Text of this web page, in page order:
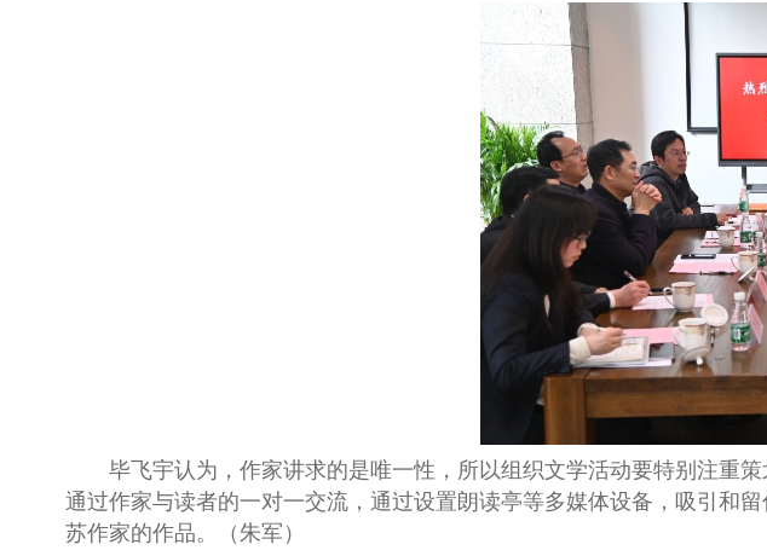
毕飞宇认为，作家讲求的是唯一性，所以组织文学活动要特别注重
通过作家与读者的一对一交流，通过设置朗读亭等多媒体设备，吸引和
苏作家的作品。（朱军）